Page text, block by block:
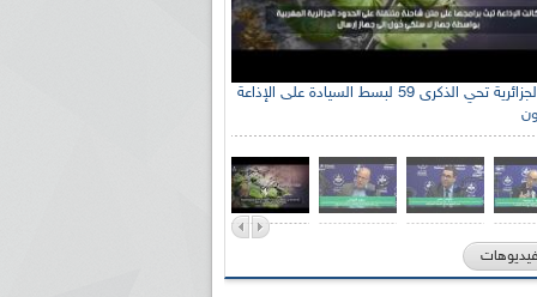
الإذاعة الجزائرية تحي الذكرى 59 لبسط السيادة على الإذاعة